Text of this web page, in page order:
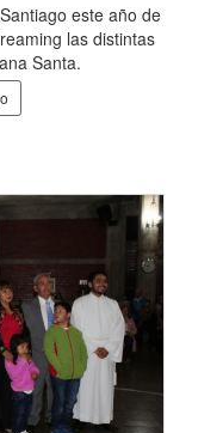
este año de
las distintas
Santa.